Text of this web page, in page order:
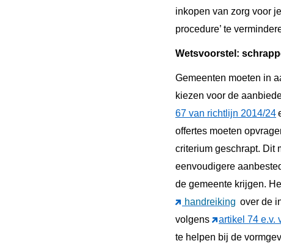
inkopen van zorg voor
procedure’ te
Wetsvoorstel:
Gemeenten moeten in
kiezen voor de
67 van richtlijn 2014/24
offertes moeten
criterium geschrapt. Dit
eenvoudigere
de gemeente krijgen.
handreiking over de
volgens
artikel 74 e.v.
te helpen bij de